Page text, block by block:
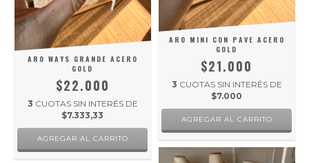
ARO WAYS GRANDE ACERO
GOLD
$22.000
3 CUOTAS SIN INTERÉS DE
$7.333,33
ARO MINI CON PAVE ACERO
GOLD
$21.000
3 CUOTAS SIN INTERÉS DE
$7.000